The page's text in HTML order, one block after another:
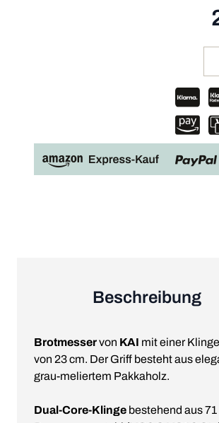
Beschreibung
Brotmesservon KAI mit einer
von 23 cm. Der Griff besteht aus
grau-meliertem Pakkaholz.
Dual-Core-Klinge bestehend aus 71